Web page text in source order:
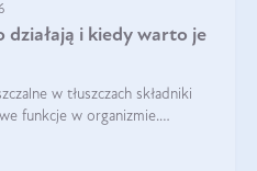
działają i kiedy warto je
w tłuszczach składniki
funkcje w organizmie.